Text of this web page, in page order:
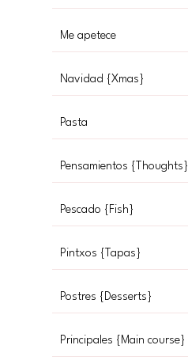
Me apetece
Navidad {Xmas}
Pasta
Pensamientos {Thoughts}
Pescado {Fish}
Pintxos {Tapas}
Postres {Desserts}
Principales {Main course}